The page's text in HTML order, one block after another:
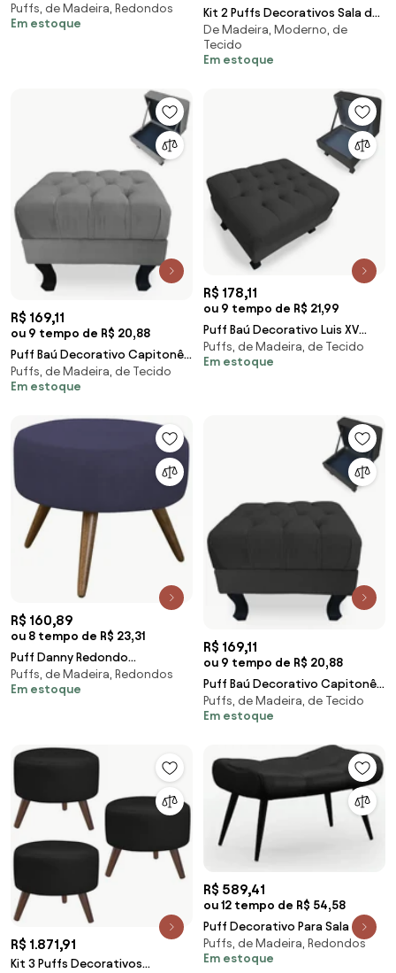
Redondo Pés Palito Couro
Preto G58 - Gran Belo
Puffs, de Madeira, Redondos
Em estoque
Kit 2 Puffs Decorativos Sala de
Estar Pés Palito Opla Suede
Preto - Ib
De Madeira, Moderno, de
Tecido
Em estoque
R$ 169,11
ou 9 tempo de R$ 20,88
Puff Baú Decorativo Capitonê
Luis XV 50x40cm Suede Cinza -
Sheep Estofados - Cinza
Puffs, de Madeira, de Tecido
Em estoque
R$ 178,11
ou 9 tempo de R$ 21,99
Puff Baú Decorativo Luis XV
Capitonê 60x50cm Suede
Preto - Sheep Estofados -
Puffs, de Madeira, de Tecido
Em estoque
R$ 160,89
ou 8 tempo de R$ 23,31
Puff Danny Redondo
Decorativo Pé Palito Suede Azul
Marinho
Puffs, de Madeira, Redondos
Em estoque
R$ 169,11
ou 9 tempo de R$ 20,88
Puff Baú Decorativo Capitonê
Luis XV 50x40cm Suede Preto -
Sheep Estofados - Preto
Puffs, de Madeira, de Tecido
Em estoque
R$ 1.871,91
Kit 3 Puffs Decorativos
R$ 589,41
ou 12 tempo de R$ 54,58
Puff Decorativo Para Sala de
Estar Pés Palito Lord Facto
Dunas Preto -
Puffs, de Madeira, Redondos
Em estoque